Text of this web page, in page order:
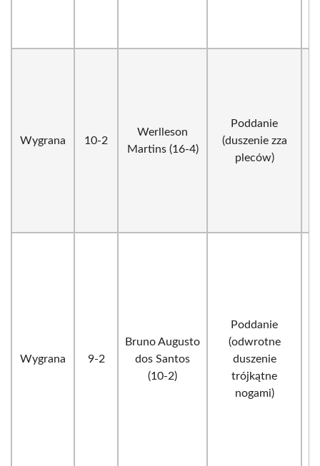
Wygrana 10-2
Werlleson
Martins (16-4)
Poddanie
(duszenie zza
pleców)
Wygrana 9-2
Bruno Augusto
dos Santos
(10-2)
Poddanie
(odwrotne
duszenie
trójkątne
nogami)